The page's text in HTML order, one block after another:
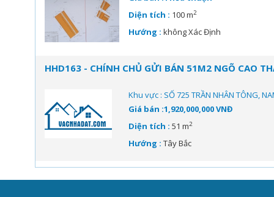
Diện tích : 100 m2
Hướng : không Xác Định
HHD163 - CHÍNH CHỦ GỬI BÁN 51M2 NGÕ CAO
Khu vực : SỐ 725 TRẦN NHÂN TÔNG,
Giá bán :1,920,000,000 VNĐ
Diện tích : 51 m2
Hướng : Tây Bắc